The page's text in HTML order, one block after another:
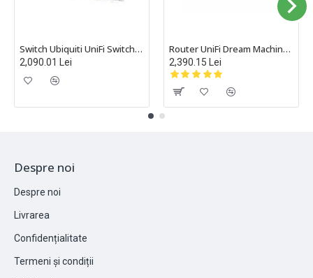
Switch Ubiquiti UniFi Switch PRO cu 24 porturi Gigabit, 2xSFP+, managed, rackabil - USW-PRO-24
2,090.01 Lei
Router UniFi Dream Machine Pro Ubiquiti, rackabil 1U - UDM-Pro
2,390.15 Lei
Despre noi
Despre noi
Livrarea
Confidențialitate
Termeni și condiții